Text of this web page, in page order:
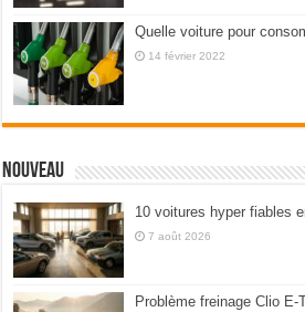
Quelle voiture pour
14 février 2022
Nouveau
10 voitures hyper fiables
7 août 2026
Problème freinage Clio E-